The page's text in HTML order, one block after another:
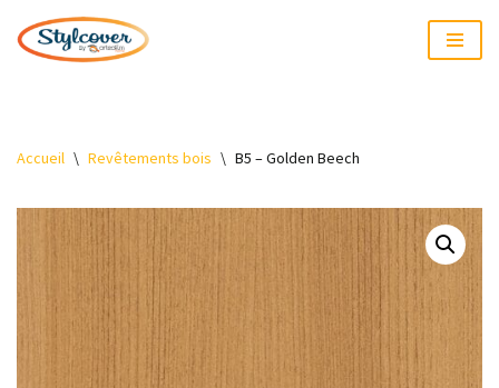
Aller
Accueil \ Revêtements bois \ B5 – Golden Beech